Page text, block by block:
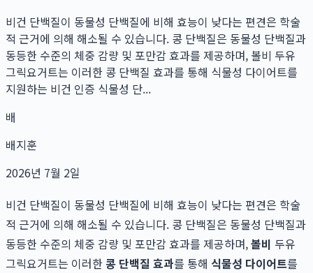
비건 단백질이 동물성 단백질에 비해 효능이 낮다는 편견은 학술
적 근거에 의해 해소될 수 있습니다. 콩 단백질은 동물성 단백질과
동등한 수준의 체중 감량 및 포만감 효과를 제공하며, 볼비 두유
그릭요거트는 이러한 콩 단백질 효과를 통해 식물성 다이어트를
지원하는 비건 인증 식물성 단...
배
배지훈
2026년 7월 2일
비건 단백질이 동물성 단백질에 비해 효능이 낮다는 편견은 학술
적 근거에 의해 해소될 수 있습니다. 콩 단백질은 동물성 단백질과
동등한 수준의 체중 감량 및 포만감 효과를 제공하며,볼비 두유
그릭요거트는 이러한 콩 단백질 효과를 통해 식물성 다이어트를